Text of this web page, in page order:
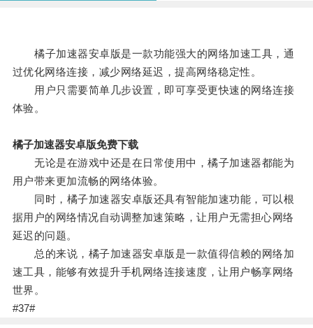
橘子加速器安卓版是一款功能强大的网络加速工具，通
过优化网络连接，减少网络延迟，提高网络稳定性。
用户只需要简单几步设置，即可享受更快速的网络连接
体验。
橘子加速器安卓版免费下载
无论是在游戏中还是在日常使用中，橘子加速器都能为
用户带来更加流畅的网络体验。
同时，橘子加速器安卓版还具有智能加速功能，可以根
据用户的网络情况自动调整加速策略，让用户无需担心网络
延迟的问题。
总的来说，橘子加速器安卓版是一款值得信赖的网络加
速工具，能够有效提升手机网络连接速度，让用户畅享网络
世界。
#37#